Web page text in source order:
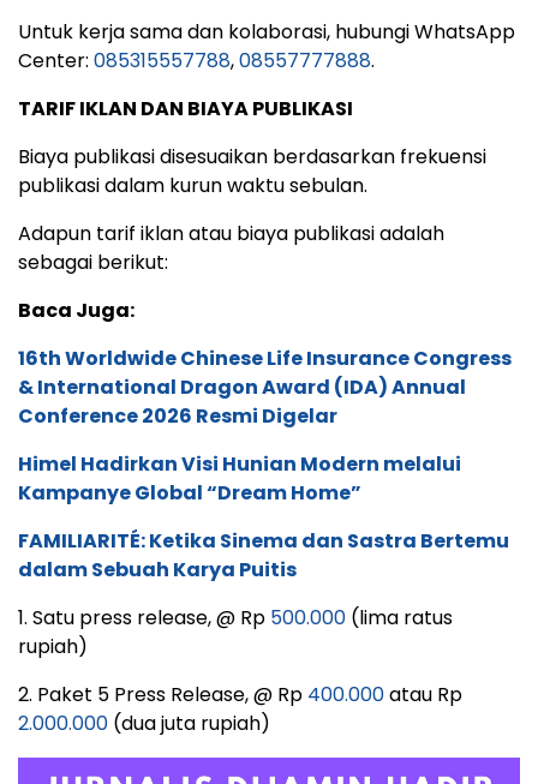
Untuk kerja sama dan kolaborasi, hubungi WhatsApp
Center: 085315557788,08557777888.
TARIF IKLAN DAN BIAYA PUBLIKASI
Biaya publikasi disesuaikan berdasarkan frekuensi
publikasi dalam kurun waktu sebulan.
Adapun tarif iklan atau biaya publikasi adalah
sebagai berikut:
Baca Juga:
16th Worldwide Chinese Life Insurance Congress
& International Dragon Award (IDA) Annual
Conference 2026 Resmi Digelar
Himel Hadirkan Visi Hunian Modern melalui
Kampanye Global “Dream Home”
FAMILIARITÉ: Ketika Sinema dan Sastra Bertemu
dalam Sebuah Karya Puitis
1. Satu press release, @ Rp 500.000 (lima ratus
rupiah)
2. Paket 5 Press Release, @ Rp 400.000atau Rp
2.000.000 (dua juta rupiah)